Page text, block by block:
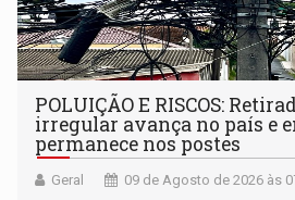
POLUIÇÃO E RISCOS:
irregular avança no país e
permanece nos postes
Geral 09 de Agosto de 2026 às